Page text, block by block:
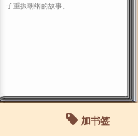
子重振朝纲的故事。
加书签